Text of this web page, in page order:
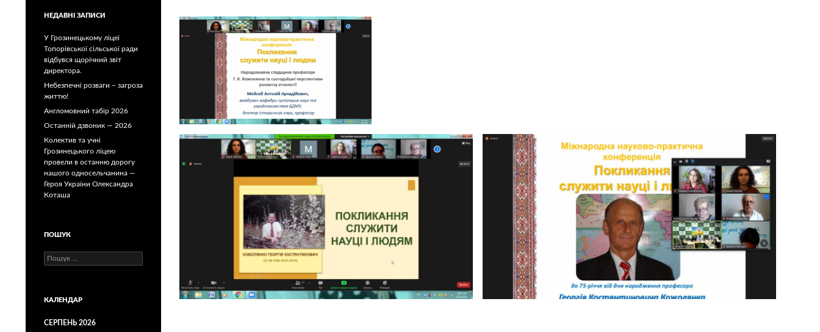
НЕДАВНІ ЗАПИСИ
У Грозинецькому ліцеї
Топорівської сільської ради
відбувся щорічний звіт
директора.
Небезпечні розваги – загроза
життю!
Англомовний табір 2026
Останній дзвоник — 2026
Колектив та учні
Грозинецького ліцею
провели в останню дорогу
нашого односельчанина —
Героя України Олександра
Коташа
ПОШУК
Пошук:
КАЛЕНДАР
СЕРПЕНЬ 2026